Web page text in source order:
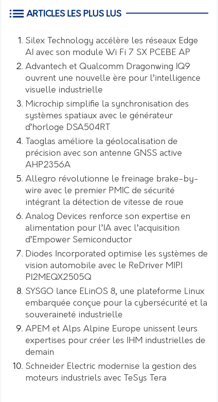
ARTICLES LES PLUS LUS
Silex Technology accélère les réseaux Edge
AI avec son module Wi Fi 7 SX PCEBE AP
Advantech et Qualcomm Dragonwing IQ9
ouvrent une nouvelle ère pour l’intelligence
visuelle industrielle
Microchip simplifie la synchronisation des
systèmes spatiaux avec le générateur
d’horloge DSA504RT
Taoglas améliore la géolocalisation de
précision avec son antenne GNSS active
AHP2356A
Allegro révolutionne le freinage brake-by-
wire avec le premier PMIC de sécurité
intégrant la détection de vitesse de roue
Analog Devices renforce son expertise en
alimentation pour l’IA avec l’acquisition
d’Empower Semiconductor
Diodes Incorporated optimise les systèmes de
vision automobile avec le ReDriver MIPI
PI2MEQX2505Q
SYSGO lance ELinOS 8, une plateforme Linux
embarquée conçue pour la cybersécurité et la
souveraineté industrielle
APEM et Alps Alpine Europe unissent leurs
expertises pour créer les IHM industrielles de
demain
Schneider Electric modernise la gestion des
moteurs industriels avec TeSys Tera